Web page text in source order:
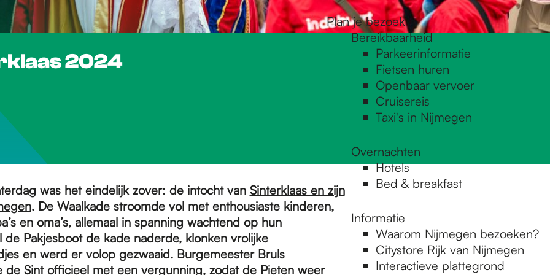
Plan je bezoek
Bereikbaarheid
Parkeerinformatie
Fietsen huren
Openbaar vervoer
Cruisereis
Taxi's in Nijmegen
Overnachten
Hotels
Bed & breakfast
Informatie
Waarom Nijmegen bezoeken?
Citystore Rijk van Nijmegen
Interactieve plattegrond
2024
was het eindelijk zover: de intocht van Sinterklaas en zijn
. De Waalkade stroomde vol met enthousiaste kinderen,
en oma’s, allemaal in spanning wachtend op hun
de Pakjesboot de kade naderde, klonken vrolijke
en werd er volop gezwaaid. Burgemeester Bruls
de Sint officieel met een vergunning, zodat de Pieten weer